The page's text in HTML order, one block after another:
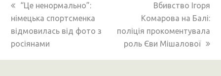
previous
post:
“Це ненормально”:
німецька спортсменка
відмовилась від фото з
росіянами
next
post:
Вбивство Ігоря
Комарова на Балі:
поліція прокоментувала
роль Єви Мішалової